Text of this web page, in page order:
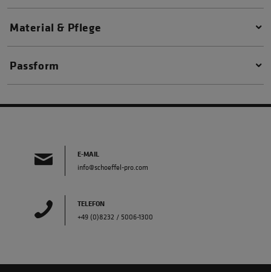
Material & Pflege
Passform
E-MAIL
info@schoeffel-pro.com
TELEFON
+49 (0)8232 / 5006-1300